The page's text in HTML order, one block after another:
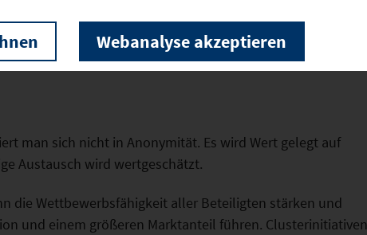
drei Werken der BMW AG in Dingolfing, Landshut und
zu einem bedeutenden Standort für die
man sich nicht in Anonymität. Es wird Wert gelegt auf
Austausch wird wertgeschätzt.
die Wettbewerbsfähigkeit aller Beteiligten stärken und
und einem größeren Marktanteil führen. Clusterinitiativen
Webanalyse akzeptieren